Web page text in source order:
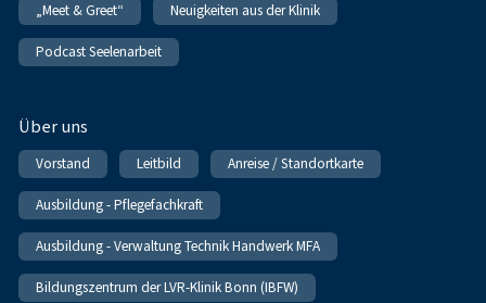
„Meet & Greet“ Neuigkeiten aus der Klinik
Podcast Seelenarbeit
Über uns
Vorstand Leitbild Anreise / Standortkarte
Ausbildung - Pflegefachkraft
Ausbildung - Verwaltung Technik Handwerk MFA
Bildungszentrum der LVR-Klinik Bonn (IBFW)